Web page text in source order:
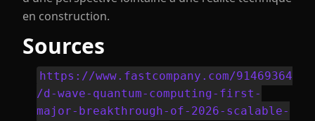
en construction.
Sources
https://www.fastcompany.com/91469364
/d-wave-quantum-computing-first-
major-breakthrough-of-2026-scalable-